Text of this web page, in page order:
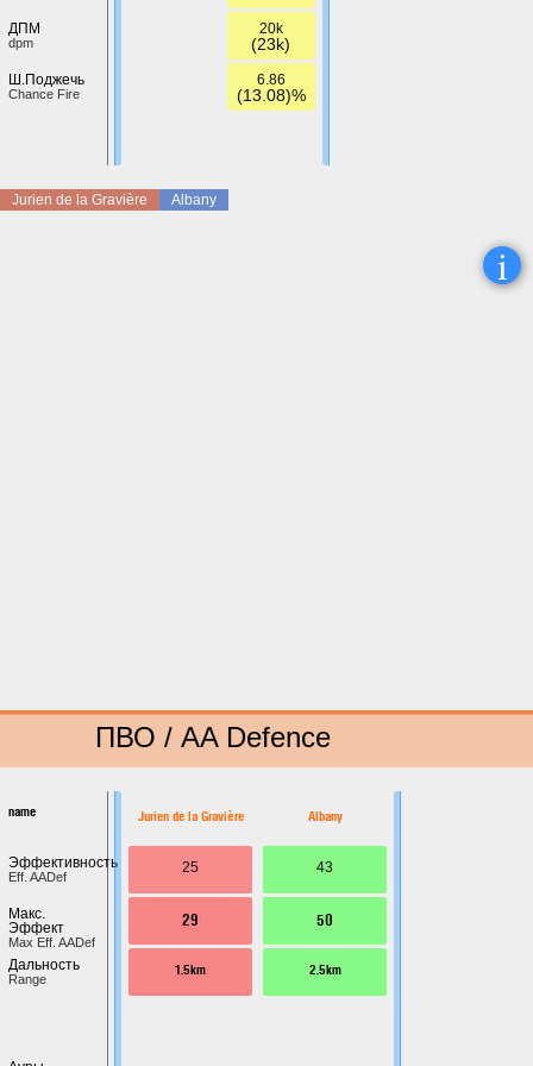
ДПМ
dpm
Ш.Поджечь
Chance Fire
20k
(23k)
6.86
(13.08)%
Jurien de la Gravière Albany
i
ПВО / AA Defence
name
Эффективность
Eff. AADef
Макс.
Эффект
Max Eff. AADef
Дальность
Range
Jurien de la Gravière
25
29
1.5km
Albany
43
50
2.5km